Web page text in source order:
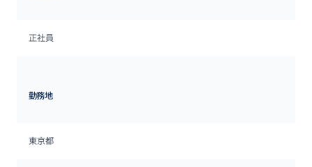
正社員
勤務地
東京都